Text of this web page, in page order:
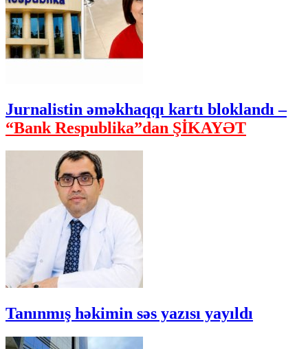
Jurnalistin əməkhaqqı kartı bloklandı –
“Bank Respublika”dan ŞİKAYƏT
Tanınmış həkimin səs yazısı yayıldı